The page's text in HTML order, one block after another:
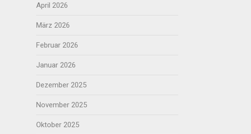
April 2026
März 2026
Februar 2026
Januar 2026
Dezember 2025
November 2025
Oktober 2025